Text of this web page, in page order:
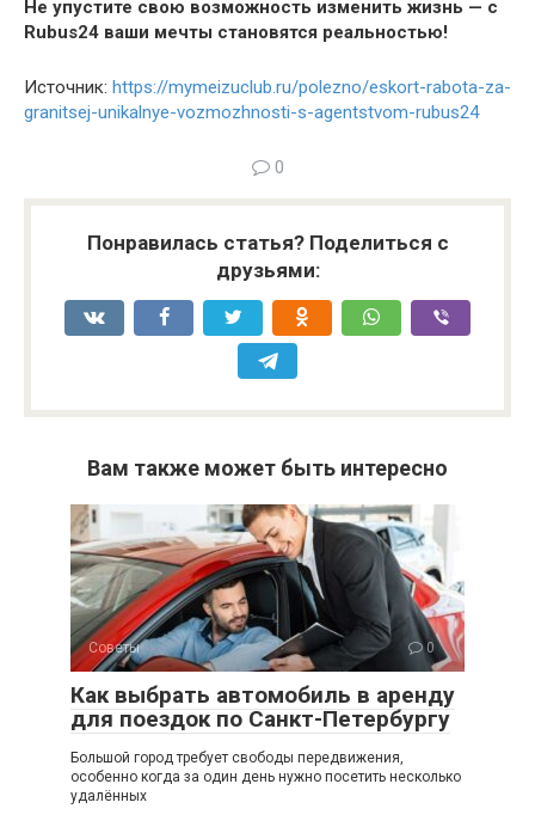
Не упустите свою возможность изменить жизнь — с
Rubus24 ваши мечты становятся реальностью!
Источник: https://mymeizuclub.ru/polezno/eskort-rabota-za-
granitsej-unikalnye-vozmozhnosti-s-agentstvom-rubus24
0
Понравилась статья? Поделиться с
друзьями:
Вам также может быть интересно
Советы 0
Как выбрать автомобиль в аренду
для поездок по Санкт-Петербургу
Большой город требует свободы передвижения,
особенно когда за один день нужно посетить несколько
удалённых